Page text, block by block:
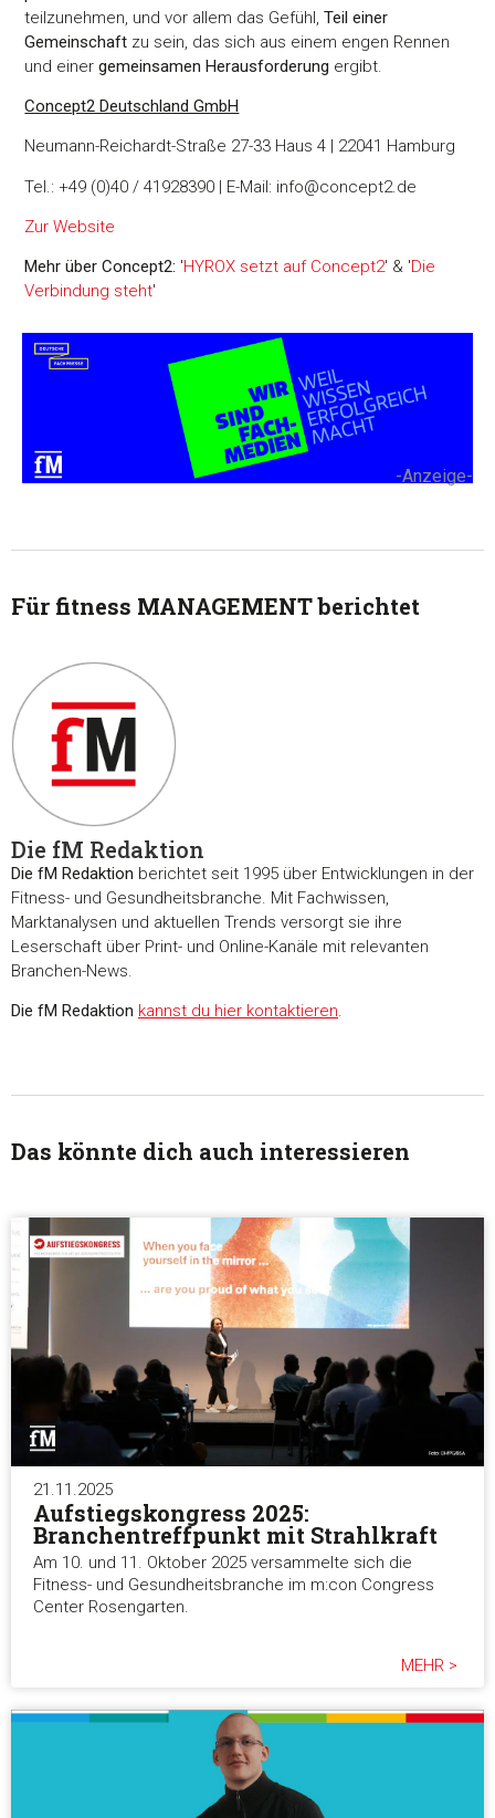
teilzunehmen, und vor allem das Gefühl,Teil einer
Gemeinschaft zu sein, das sich aus einem engen Rennen
und einergemeinsamen Herausforderung ergibt.
Concept2 Deutschland GmbH
Neumann-Reichardt-Straße 27-33 Haus 4 | 22041 Hamburg
Tel.: +49 (0)40 / 41928390 | E-Mail: info@concept2.de
Zur Website
Mehr über Concept2: 'HYROX setzt auf Concept2' & 'Die
Verbindung steht'
-Anzeige-
Für fitness MANAGEMENT berichtet
Die fM Redaktion
Die fM Redaktion berichtet seit 1995 über Entwicklungen in der
Fitness- und Gesundheitsbranche. Mit Fachwissen,
Marktanalysen und aktuellen Trends versorgt sie ihre
Leserschaft über Print- und Online-Kanäle mit relevanten
Branchen-News.
Die fM Redaktion kannst du hier kontaktieren.
Das könnte dich auch interessieren
21.11.2025
Aufstiegskongress 2025:
Branchentreffpunkt mit Strahlkraft
Am 10. und 11. Oktober 2025 versammelte sich die
Fitness- und Gesundheitsbranche im m:con Congress
Center Rosengarten.
MEHR >